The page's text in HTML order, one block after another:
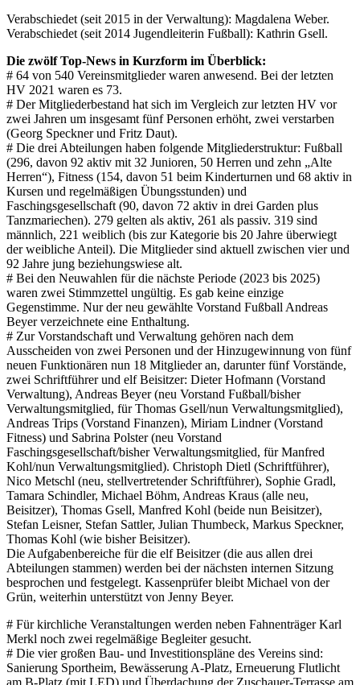
Verabschiedet (seit 2015 in der Verwaltung): Magdalena Weber.
Verabschiedet (seit 2014 Jugendleiterin Fußball): Kathrin Gsell.
Die zwölf Top-News in Kurzform im Überblick:
# 64 von 540 Vereinsmitglieder waren anwesend. Bei der letzten
HV 2021 waren es 73.
# Der Mitgliederbestand hat sich im Vergleich zur letzten HV vor
zwei Jahren um insgesamt fünf Personen erhöht, zwei verstarben
(Georg Speckner und Fritz Daut).
# Die drei Abteilungen haben folgende Mitgliederstruktur: Fußball
(296, davon 92 aktiv mit 32 Junioren, 50 Herren und zehn „Alte
Herren“), Fitness (154, davon 51 beim Kinderturnen und 68 aktiv in
Kursen und regelmäßigen Übungsstunden) und
Faschingsgesellschaft (90, davon 72 aktiv in drei Garden plus
Tanzmariechen). 279 gelten als aktiv, 261 als passiv. 319 sind
männlich, 221 weiblich (bis zur Kategorie bis 20 Jahre überwiegt
der weibliche Anteil). Die Mitglieder sind aktuell zwischen vier und
92 Jahre jung beziehungswiese alt.
# Bei den Neuwahlen für die nächste Periode (2023 bis 2025)
waren zwei Stimmzettel ungültig. Es gab keine einzige
Gegenstimme. Nur der neu gewählte Vorstand Fußball Andreas
Beyer verzeichnete eine Enthaltung.
# Zur Vorstandschaft und Verwaltung gehören nach dem
Ausscheiden von zwei Personen und der Hinzugewinnung von fünf
neuen Funktionären nun 18 Mitglieder an, darunter fünf Vorstände,
zwei Schriftführer und elf Beisitzer: Dieter Hofmann (Vorstand
Verwaltung), Andreas Beyer (neu Vorstand Fußball/bisher
Verwaltungsmitglied, für Thomas Gsell/nun Verwaltungsmitglied),
Andreas Trips (Vorstand Finanzen), Miriam Lindner (Vorstand
Fitness) und Sabrina Polster (neu Vorstand
Faschingsgesellschaft/bisher Verwaltungsmitglied, für Manfred
Kohl/nun Verwaltungsmitglied). Christoph Dietl (Schriftführer),
Nico Metschl (neu, stellvertretender Schriftführer), Sophie Gradl,
Tamara Schindler, Michael Böhm, Andreas Kraus (alle neu,
Beisitzer), Thomas Gsell, Manfred Kohl (beide nun Beisitzer),
Stefan Leisner, Stefan Sattler, Julian Thumbeck, Markus Speckner,
Thomas Kohl (wie bisher Beisitzer).
Die Aufgabenbereiche für die elf Beisitzer (die aus allen drei
Abteilungen stammen) werden bei der nächsten internen Sitzung
besprochen und festgelegt. Kassenprüfer bleibt Michael von der
Grün, weiterhin unterstützt von Jenny Beyer.
# Für kirchliche Veranstaltungen werden neben Fahnenträger Karl
Merkl noch zwei regelmäßige Begleiter gesucht.
# Die vier großen Bau- und Investitionspläne des Vereins sind:
Sanierung Sportheim, Bewässerung A-Platz, Erneuerung Flutlicht